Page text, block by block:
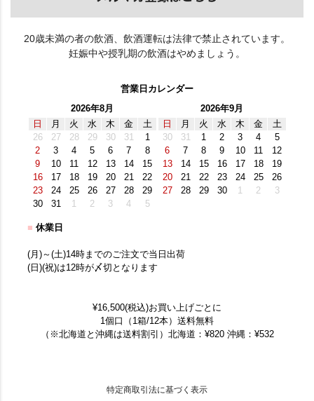
20歳未満の者の飲酒、飲酒運転は法律で禁止されています。
妊娠中や授乳期の飲酒はやめましょう。
営業日カレンダー
2026年8月
日
月 火 水 木 金
土
26
27 28 29 30 31
1
2
3 4 5 6 7
8
9
10 11 12 13 14
15
16
17 18 19 20 21
22
23
24 25 26 27 28
29
30
31 1 2 3 4 5
2026年9月
日
月 火 水 木 金
土
30
31 1 2 3 4
5
6
7 8 9 10 11
12
13
14 15 16 17 18
19
20
21 22 23 24 25
26
27
28 29 30 1 2 3
■ 休業日
(月)～(土)14時までのご注文で当日出荷
(日)(祝)は12時が〆切となります
¥16,500(税込)お買い上げごとに
1個口（1箱/12本）送料無料
（※北海道と沖縄は送料割引）北海道：¥820 沖縄：¥532
特定商取引法に基づく表示